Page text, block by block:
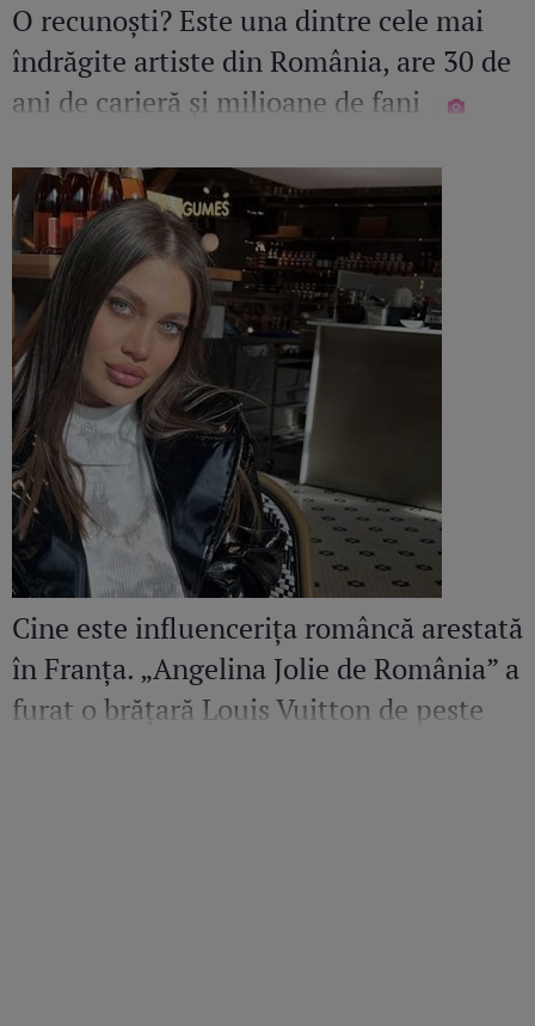
O recunoști? Este una dintre cele mai
îndrăgite artiste din România, are 30 de
ani de carieră și milioane de fani
Cine este influencerița româncă arestată
în Franța. „Angelina Jolie de România” a
furat o brățară Louis Vuitton de peste